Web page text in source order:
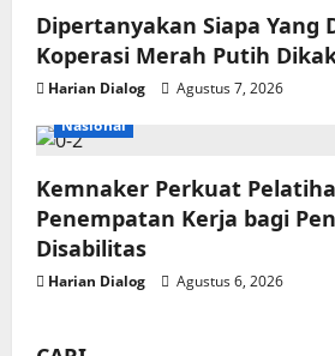
Dipertanyakan Siapa Yang
Koperasi Merah Putih
Harian Dialog
Agustus 7, 2026
Nasional
Kemnaker Perkuat
Penempatan Kerja bagi
Disabilitas
Harian Dialog Agustus 6, 2026